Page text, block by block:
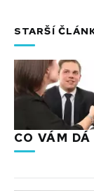
STARŠÍ
CO VÁM